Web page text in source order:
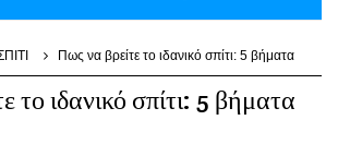
Πως να βρείτε το ιδανικό σπίτι: 5 βήματα
το ιδανικό σπίτι: 5 βήματα